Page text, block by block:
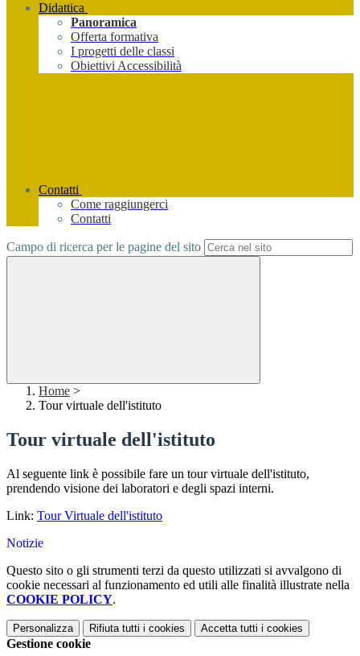
Didattica
Panoramica
Offerta formativa
I progetti delle classi
Obiettivi Accessibilità
Contatti
Come raggiungerci
Contatti
Campo di ricerca per le pagine del sito
Home >
Tour virtuale dell'istituto
Tour virtuale dell'istituto
Al seguente link è possibile fare un tour virtuale dell'istituto,
prendendo visione dei laboratori e degli spazi interni.
Link: Tour Virtuale dell'istituto
Notizie
Questo sito o gli strumenti terzi da questo utilizzati si avvalgono di
cookie necessari al funzionamento ed utili alle finalità illustrate nella
COOKIE POLICY.
Personalizza Rifiuta tutti i cookies Accetta tutti i cookies
Gestione cookie